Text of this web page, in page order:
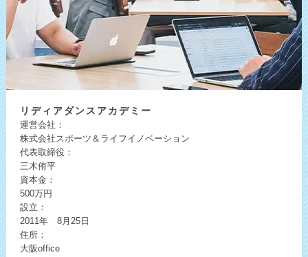
リディアダンスアカデミー
運営会社：
株式会社スポーツ＆ライフイノベーション
代表取締役：
三木侑平
資本金：
500万円
設立：
2011年 8月25日
住所：
大阪office